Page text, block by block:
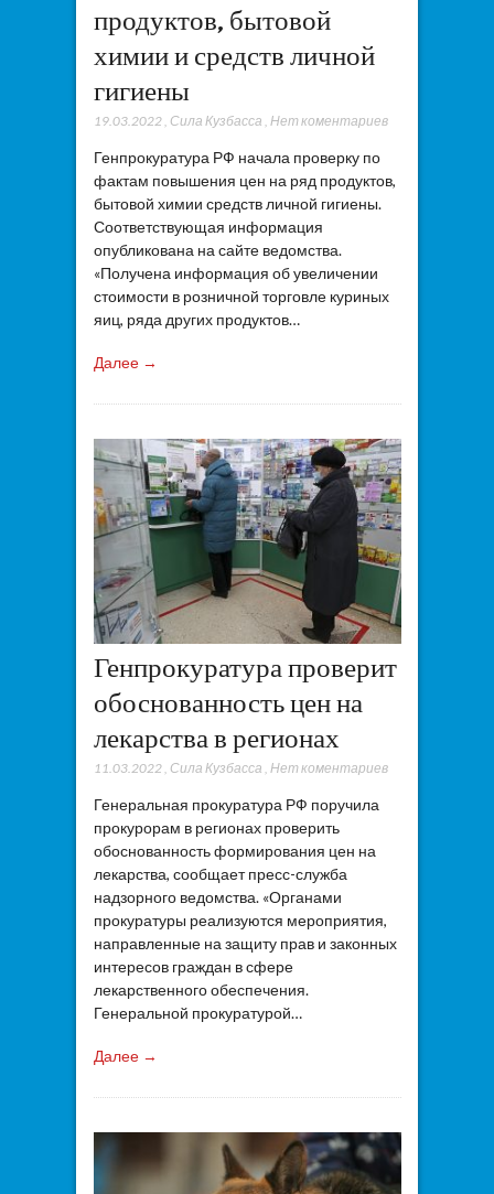
продуктов, бытовой
химии и средств личной
гигиены
19.03.2022, Сила Кузбасса , Нет коментариев
Генпрокуратура РФ начала проверку по
фактам повышения цен на ряд продуктов,
бытовой химии средств личной гигиены.
Соответствующая информация
опубликована на сайте ведомства.
«Получена информация об увеличении
стоимости в розничной торговле куриных
яиц, ряда других продуктов…
Далее →
Генпрокуратура проверит
обоснованность цен на
лекарства в регионах
11.03.2022, Сила Кузбасса , Нет коментариев
Генеральная прокуратура РФ поручила
прокурорам в регионах проверить
обоснованность формирования цен на
лекарства, сообщает пресс-служба
надзорного ведомства. «Органами
прокуратуры реализуются мероприятия,
направленные на защиту прав и законных
интересов граждан в сфере
лекарственного обеспечения.
Генеральной прокуратурой…
Далее →